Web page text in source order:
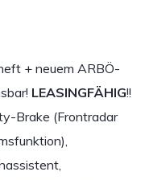
+ neuem ARBÖ-
LEASINGFÄHIG!!
Brake (Frontradar